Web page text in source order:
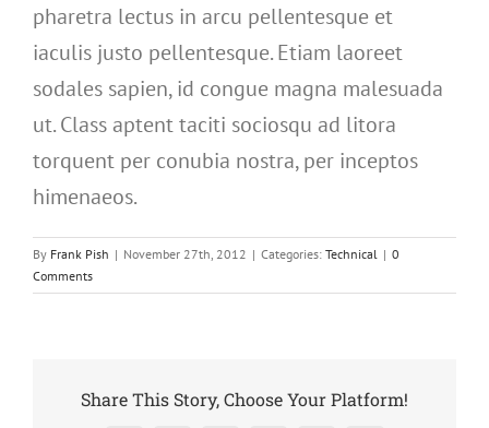
pharetra lectus in arcu pellentesque et
iaculis justo pellentesque. Etiam laoreet
sodales sapien, id congue magna malesuada
ut. Class aptent taciti sociosqu ad litora
torquent per conubia nostra, per inceptos
himenaeos.
By Frank Pish | November 27th, 2012 | Categories: Technical | 0
Comments
Share This Story, Choose Your Platform!